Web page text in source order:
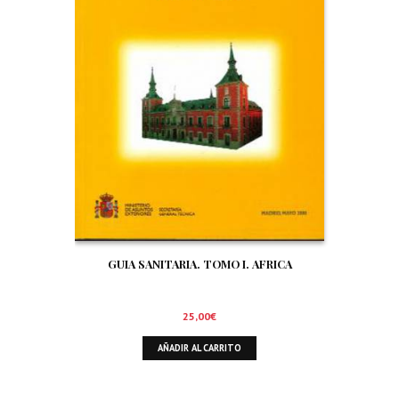
GUIA SANITARIA. TOMO I. AFRICA
25,00€
AÑADIR AL CARRITO